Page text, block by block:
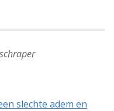
slechte adem en